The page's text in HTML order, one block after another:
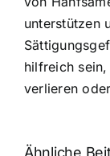
unterstützen
hilfreich
verlieren
Ähnliche